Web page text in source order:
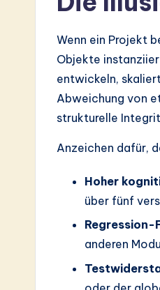
In
Wenn ein Projekt
Objekte
entwickeln,
Abweichung von
strukturelle
Anzeichen dafür,
Hoher
über fünf
Regression-
anderen